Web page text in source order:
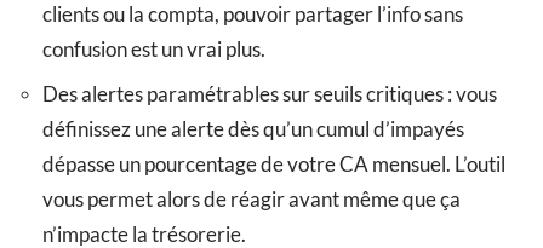
clients ou la compta, pouvoir partager l’info sans
confusion est un vrai plus.
Des alertes paramétrables sur seuils critiques : vous
définissez une alerte dès qu’un cumul d’impayés
dépasse un pourcentage de votre CA mensuel. L’outil
vous permet alors de réagir avant même que ça
n’impacte la trésorerie.